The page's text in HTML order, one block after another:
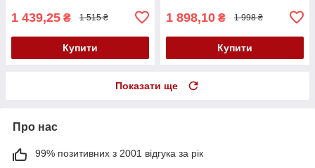
1 439,25 ₴ 1 515 ₴
Купити
1 898,10 ₴ 1 998 ₴
Купити
Показати ще
Про нас
99% позитивних з 2001 відгука за рік